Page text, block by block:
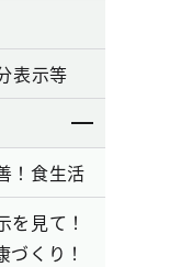
表示等
！食生活
を見て！
づくり！